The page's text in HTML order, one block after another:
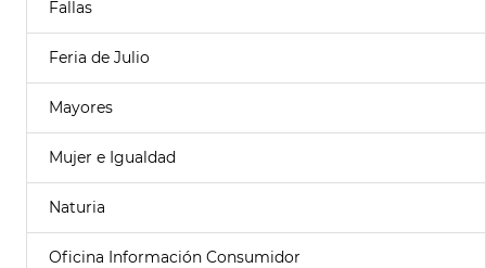
Fallas
Feria de Julio
Mayores
Mujer e Igualdad
Naturia
Oficina Información Consumidor